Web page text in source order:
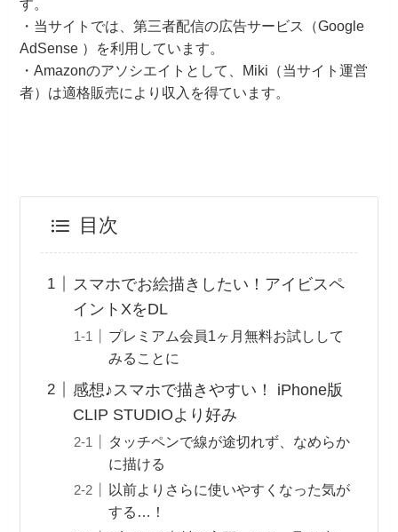
す。
・当サイトでは、第三者配信の広告サービス（Google
AdSense ）を利用しています。
・Amazonのアソシエイトとして、Miki（当サイト運営
者）は適格販売により収入を得ています。
目次
スマホでお絵描きしたい！アイビスペ
イントXをDL
プレミアム会員1ヶ月無料お試しして
みることに
感想♪スマホで描きやすい！ iPhone版
CLIP STUDIOより好み
タッチペンで線が途切れず、なめらか
に描ける
以前よりさらに使いやすくなった気が
する…！